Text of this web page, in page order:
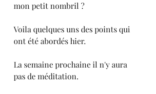
mon petit nombril ?
Voila quelques uns des points qui
ont été abordés hier.
La semaine prochaine il n'y aura
pas de méditation.